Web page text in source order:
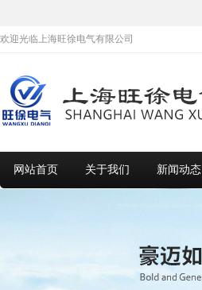
欢迎光临上海旺徐电气有限公司
网站首页 关于我们 新闻动态